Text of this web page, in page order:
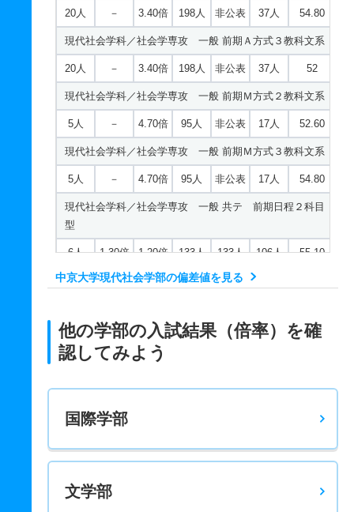
20人 － 3.40倍 198人 非公表 37人 54.80
現代社会学科／社会学専攻 一般 前期Ａ方式３教科文系
20人 － 3.40倍 198人 非公表 37人 52
現代社会学科／社会学専攻 一般 前期Ｍ方式２教科文系
5人 － 4.70倍 95人 非公表 17人 52.60
現代社会学科／社会学専攻 一般 前期Ｍ方式３教科文系
5人 － 4.70倍 95人 非公表 17人 54.80
現代社会学科／社会学専攻 一般 共テ 前期日程２科目
型
6人 1.30倍 1.20倍 133人 133人 106人 55.10
現代社会学科／社会学専攻 一般 共テ 前期日程３科目
6人 1.60倍 1.20倍 58人 58人 36人 53.20
現代社会学科／社会学専攻 一般 共テ 前期日程４科目
現代社会学科／社会学専攻 一般 共テ 前期日程５科目
型
現代社会学科／社会学専攻 一般 共テ 前期プラス方式
中京大学現代社会学部の偏差値を見る
他の学部の入試結果（倍率）を確
認してみよう
国際学部
文学部